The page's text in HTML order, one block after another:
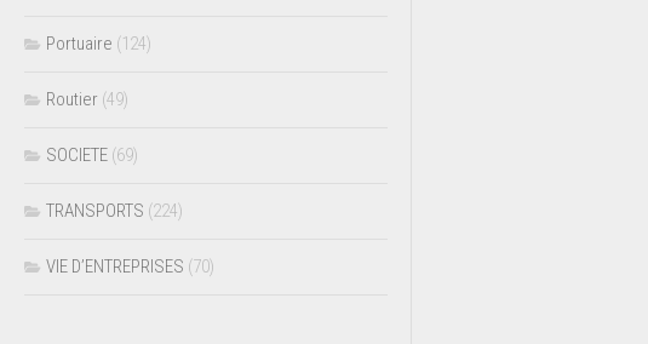
Portuaire (124)
Routier (49)
SOCIETE (69)
TRANSPORTS (224)
VIE D’ENTREPRISES (70)